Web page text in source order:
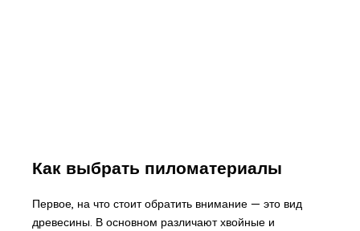
Как выбрать пиломатериалы
Первое, на что стоит обратить внимание — это вид
древесины. В основном различают хвойные и